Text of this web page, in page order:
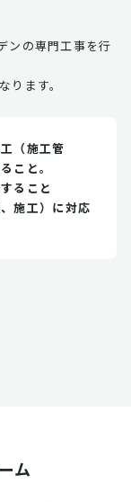
ンの専門工事を行
ります。
（施工管
こと。
ること
施工）に対応
ム